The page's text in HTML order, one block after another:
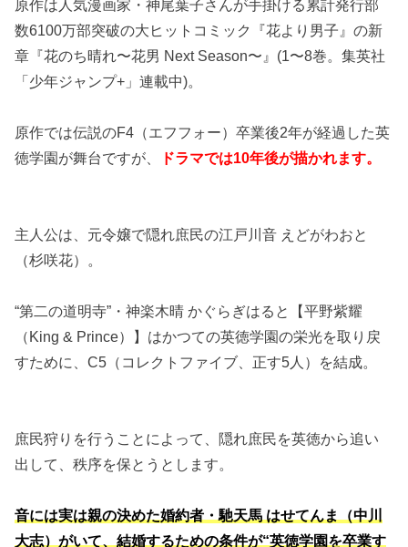
原作は人気漫画家・神尾葉子さんが手掛ける累計発行部
数6100万部突破の大ヒットコミック『花より男子』の新
章『花のち晴れ〜花男 Next Season〜』(1〜8巻。集英社
「少年ジャンプ+」連載中)。
原作では伝説のF4（エフフォー）卒業後2年が経過した英
徳学園が舞台ですが、
ドラマでは10年後が描かれます。
主人公は、元令嬢で隠れ庶民の江戸川音 えどがわおと
（杉咲花）。
“第二の道明寺”・神楽木晴 かぐらぎはると【平野紫耀
（King & Prince）】はかつての英徳学園の栄光を取り戻
すために、C5（コレクトファイブ、正す5人）を結成。
庶民狩りを行うことによって、隠れ庶民を英徳から追い
出して、秩序を保とうとします。
音には実は親の決めた婚約者・馳天馬 はせてんま（中川
大志）がいて、結婚するための条件が“英徳学園を卒業す